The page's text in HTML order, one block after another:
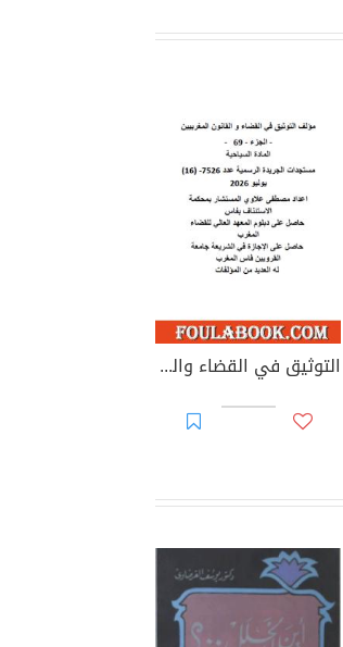
التوثيق في القضاء والقانون المغربيين - الجزء 69